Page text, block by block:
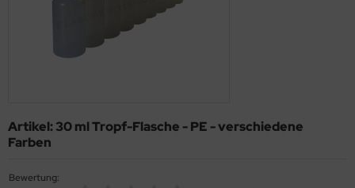
Artikel: 30 ml Tropf-Flasche - PE - verschiedene
Farben
Bewertung: